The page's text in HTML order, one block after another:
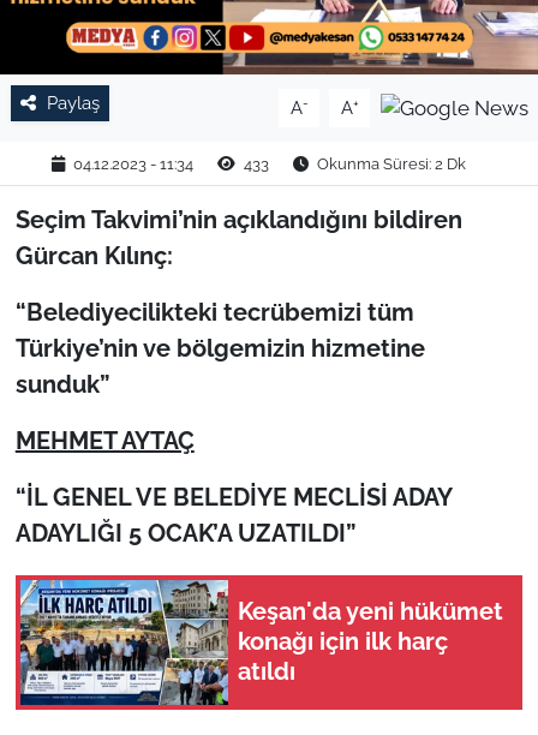
Paylaş A- A+
04.12.2023 - 11:34 433 Okunma Süresi: 2 Dk
Seçim Takvimi’nin açıklandığını bildiren
Gürcan Kılınç:
“Belediyecilikteki tecrübemizi tüm
Türkiye’nin ve bölgemizin hizmetine
sunduk”
MEHMET AYTAÇ
“İL GENEL VE BELEDİYE MECLİSİ ADAY
ADAYLIĞI 5 OCAK’A UZATILDI”
Keşan'da yeni hükümet
konağı için ilk harç
atıldı
YAŞAM
EDİRNE
TEKİRDAĞ
KIRKLARELİ
TÜRKİYE
Genel
Politika
Flaş Haber
Dış Haberler